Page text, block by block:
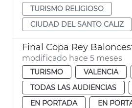
TURISMO RELIGIOSO
CIUDAD DEL SANTO CALIZ
modificado hace 5 meses
TURISMO VALENCIA
TODAS LAS AUDIENCIAS
EN PORTADA
EN